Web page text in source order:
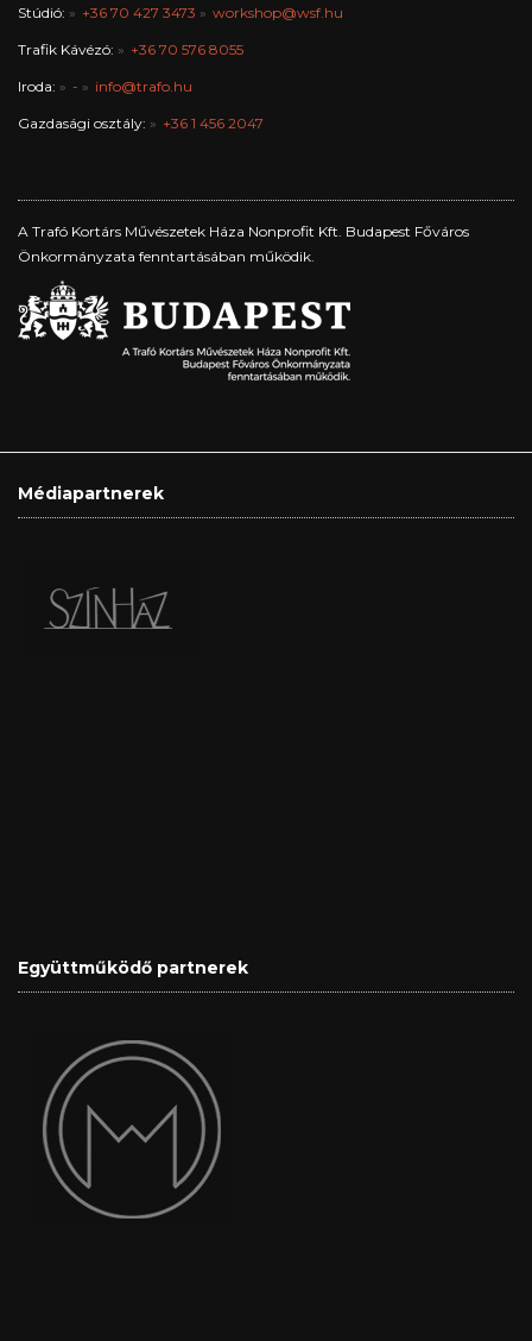
Stúdió: +36 70 427 3473 workshop@wsf.hu
Trafik Kávézó: +36 70 576 8055
Iroda: - info@trafo.hu
Gazdasági osztály: +36 1 456 2047
A Trafó Kortárs Művészetek Háza Nonprofit Kft. Budapest Főváros
Önkormányzata fenntartásában működik.
Médiapartnerek
Együttműködő partnerek